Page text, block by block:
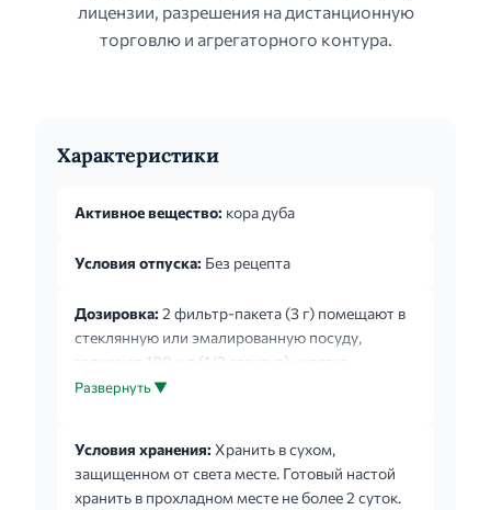
лицензии, разрешения на дистанционную
торговлю и агрегаторного контура.
Характеристики
Активное вещество: кора дуба
Условия отпуска: Без рецепта
Дозировка: 2 фильтр-пакета (3 г) помещают в
стеклянную или эмалированную посуду,
заливают 100 мл (1/2 стакана) кипятка,
накрывают и настаивают в течение 30 мин.
Применяют местно для полосканий полости
рта и глотки по 1/2 -1 стакану теплого настоя 6-
8 раз в день. Перед употреблением настой
Развернуть ▼
Условия хранения: Хранить в сухом,
защищенном от света месте. Готовый настой
хранить в прохладном месте не более 2 суток.